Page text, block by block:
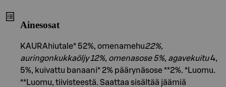
Ainesosat
KAURAhiutale* 52%, omenamehu22%,
auringonkukkaöljy12%, omenasose5%, agavekuitu4,
5%, kuivattu banaani* 2% päärynäsose **2%. *Luomu.
**Luomu, tiivisteestä. Saattaa sisältää jäämiä